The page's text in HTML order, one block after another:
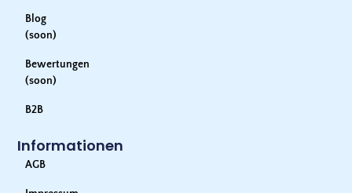
Blog
(soon)
Bewertungen
(soon)
B2B
Informationen
AGB